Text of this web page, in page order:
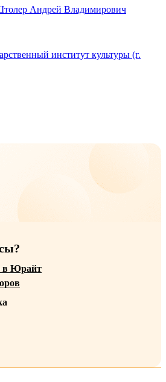
Андрей Владимирович
институт культуры (г.
в Юрайт